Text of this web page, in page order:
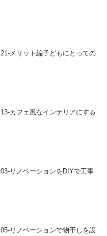
メリット編子どもにとっての
カフェ風なインテリアにする
リノベーションをDIYで工事
リノベーションで物干しを設